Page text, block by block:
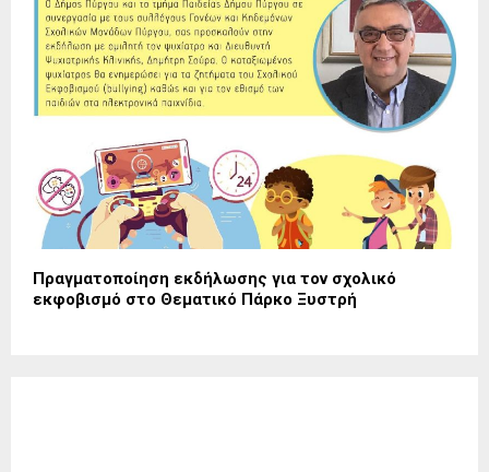
Πραγματοποίηση εκδήλωσης για τον σχολικό
εκφοβισμό στο Θεματικό Πάρκο Ξυστρή